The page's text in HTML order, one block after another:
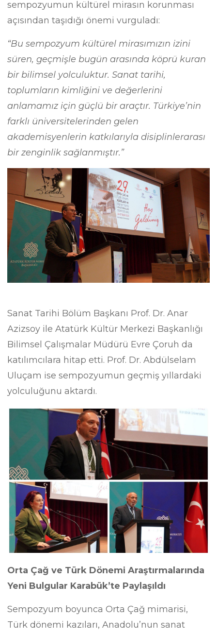
sempozyumun kültürel mirasın korunması
açısından taşıdığı önemi vurguladı:
“Bu sempozyum kültürel mirasımızın izini
süren, geçmişle bugün arasında köprü kuran
bir bilimsel yolculuktur. Sanat tarihi,
toplumların kimliğini ve değerlerini
anlamamız için güçlü bir araçtır. Türkiye’nin
farklı üniversitelerinden gelen
akademisyenlerin katkılarıyla disiplinlerarası
bir zenginlik sağlanmıştır.”
Sanat Tarihi Bölüm Başkanı Prof. Dr. Anar
Azizsoy ile Atatürk Kültür Merkezi Başkanlığı
Bilimsel Çalışmalar Müdürü Evre Çoruh da
katılımcılara hitap etti. Prof. Dr. Abdülselam
Uluçam ise sempozyumun geçmiş yıllardaki
yolculuğunu aktardı.
Orta Çağ ve Türk Dönemi Araştırmalarında
Yeni Bulgular Karabük’te Paylaşıldı
Sempozyum boyunca Orta Çağ mimarisi,
Türk dönemi kazıları, Anadolu’nun sanat